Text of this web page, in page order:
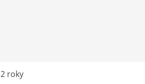
2 roky